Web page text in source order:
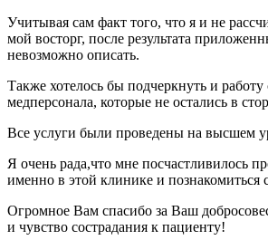
Учитывая сам факт того, что я и не
мой восторг, после результата
невозможно описать.
Также хотелось бы подчеркнуть и работу
медперсонала, которые не остались в
Все услуги были проведены на высшем
Я очень рада,что мне посчастливилось
именно в этой клинике и познакомиться
Огромное Вам спасибо за Ваш
и чувство сострадания к пациенту!